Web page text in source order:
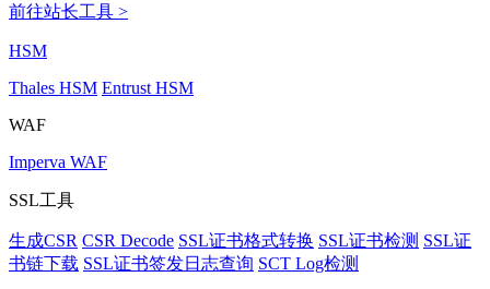
前往站长工具 >
HSM
Thales HSM Entrust HSM
WAF
Imperva WAF
SSL工具
生成CSR CSR Decode SSL证书格式转换 SSL证书检测 SSL证
书链下载 SSL证书签发日志查询 SCT Log检测